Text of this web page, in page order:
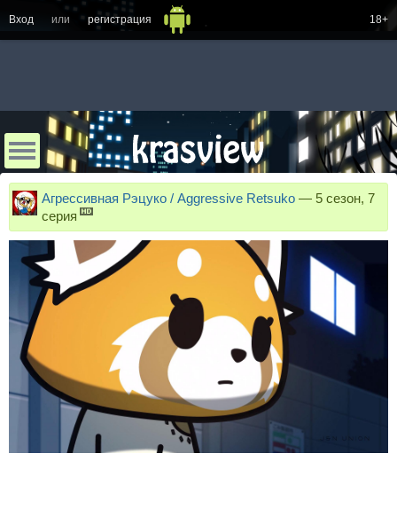
Вход или регистрация 18+
Агрессивная Рэцуко / Aggressive Retsuko — 5 сезон, 7
серия